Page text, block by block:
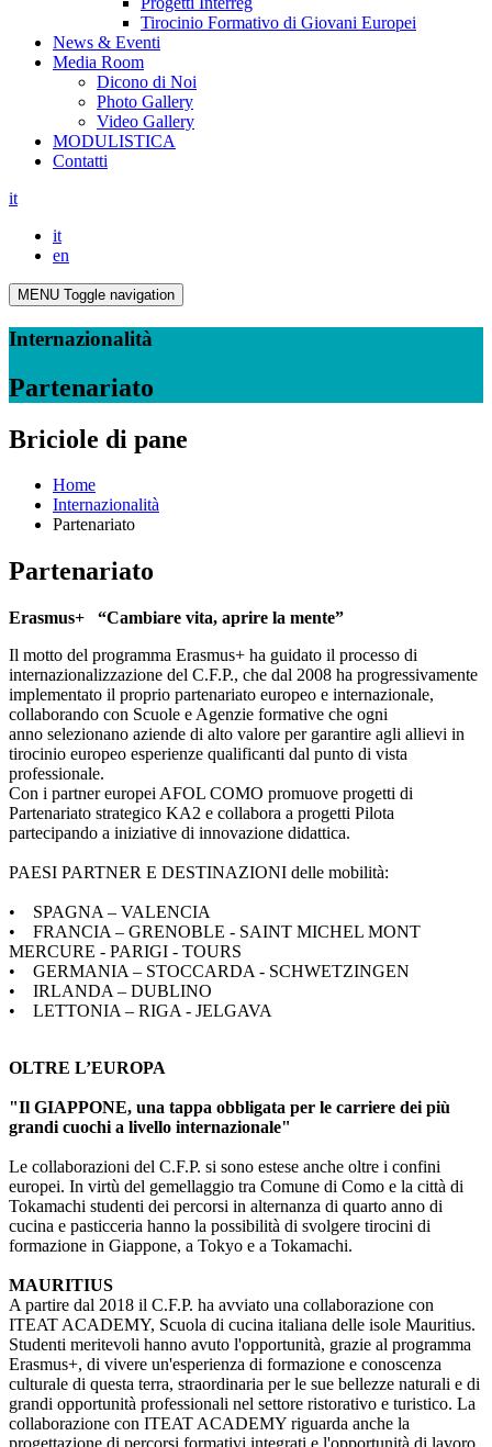
Tirocinio Formativo di Giovani Europei
News & Eventi
Media Room
Dicono di Noi
Photo Gallery
Video Gallery
MODULISTICA
Contatti
it
it
en
MENU Toggle navigation
Internazionalità
Partenariato
Briciole di pane
Home
Internazionalità
Partenariato
Partenariato
Erasmus+ “Cambiare vita, aprire la mente”
Il motto del programma Erasmus+ ha guidato il processo di
internazionalizzazione del C.F.P., che dal 2008 ha progressivamente
implementato il proprio partenariato europeo e internazionale,
collaborando con Scuole e Agenzie formative che ogni
anno selezionano aziende di alto valore per garantire agli allievi in
tirocinio europeo esperienze qualificanti dal punto di vista
professionale.
Con i partner europei AFOL COMO promuove progetti di
Partenariato strategico KA2 e collabora a progetti Pilota
partecipando a iniziative di innovazione didattica.
PAESI PARTNER E DESTINAZIONI delle mobilità:
• SPAGNA – VALENCIA
• FRANCIA – GRENOBLE - SAINT MICHEL MONT
MERCURE - PARIGI - TOURS
• GERMANIA – STOCCARDA - SCHWETZINGEN
• IRLANDA – DUBLINO
• LETTONIA – RIGA - JELGAVA
OLTRE L’EUROPA
"Il GIAPPONE, una tappa obbligata per le carriere dei più
grandi cuochi a livello internazionale"
Le collaborazioni del C.F.P. si sono estese anche oltre i confini
europei. In virtù del gemellaggio tra Comune di Como e la città di
Tokamachi studenti dei percorsi in alternanza di quarto anno di
cucina e pasticceria hanno la possibilità di svolgere tirocini di
formazione in Giappone, a Tokyo e a Tokamachi.
MAURITIUS
A partire dal 2018 il C.F.P. ha avviato una collaborazione con
ITEAT ACADEMY, Scuola di cucina italiana delle isole Mauritius.
Studenti meritevoli hanno avuto l'opportunità, grazie al programma
Erasmus+, di vivere un'esperienza di formazione e conoscenza
culturale di questa terra, straordinaria per le sue bellezze naturali e di
grandi opportunità professionali nel settore ristorativo e turistico. La
collaborazione con ITEAT ACADEMY riguarda anche la